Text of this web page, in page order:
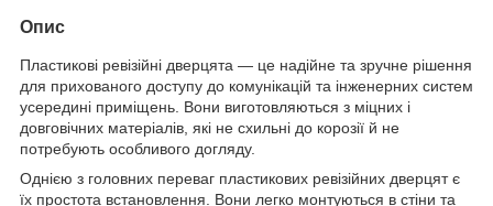
Опис
Пластикові ревізійні дверцята — це надійне та зручне рішення
для прихованого доступу до комунікацій та інженерних систем
усередині приміщень. Вони виготовляються з міцних і
довговічних матеріалів, які не схильні до корозії й не
потребують особливого догляду.
Однією з головних переваг пластикових ревізійних дверцят є
їх простота встановлення. Вони легко монтуються в стіни та